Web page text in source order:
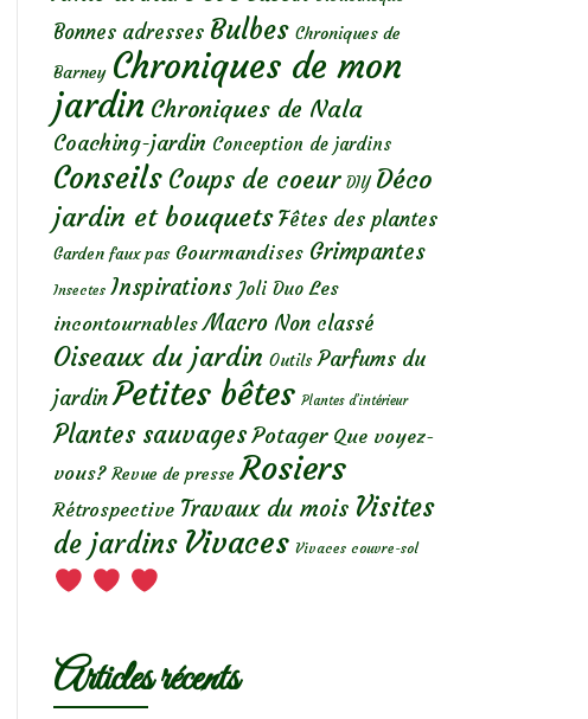
Bonnes adresses Bulbes Chroniques de
Barney Chroniques de mon
jardin Chroniques de Nala
Coaching-jardin Conception de jardins
Conseils Coups de coeur DIY Déco
jardin et bouquets Fêtes des plantes
Garden faux pas Gourmandises Grimpantes
Insectes Inspirations Joli Duo Les
incontournables Macro Non classé
Oiseaux du jardin Outils Parfums du
jardin Petites bêtes Plantes d’intérieur
Plantes sauvages Potager Que voyez-
vous? Revue de presse Rosiers
Rétrospective Travaux du mois Visites
de jardins Vivaces Vivaces couvre-sol
Articles récents